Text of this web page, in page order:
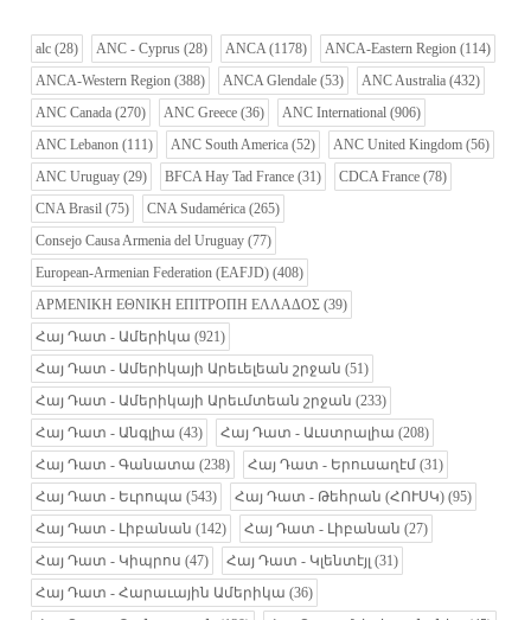
alc (28) ANC - Cyprus (28) ANCA(1178) ANCA-Eastern Region (114)
ANCA-Western Region (388) ANCA Glendale (53) ANC Australia (432)
ANC Canada (270) ANC Greece (36) ANC International (906)
ANC Lebanon (111) ANC South America (52) ANC United Kingdom (56)
ANC Uruguay (29) BFCA Hay Tad France (31) CDCA France (78)
CNA Brasil (75) CNA Sudamérica (265)
Consejo Causa Armenia del Uruguay (77)
European-Armenian Federation (EAFJD) (408)
ΑΡΜΕΝΙΚΗ ΕΘΝΙΚΗ ΕΠΙΤΡΟΠΗ ΕΛΛΑΔΟΣ (39)
Հայ Դատ - Ամերիկա (921)
Հայ Դատ - Ամերիկայի Արեւելեան շրջան (51)
Հայ Դատ - Ամերիկայի Արեւմտեան շրջան (233)
Հայ Դատ - Անգլիա (43) Հայ Դատ - Աւստրալիա (208)
Հայ Դատ - Գանատա (238) Հայ Դատ - Երուսաղէմ (31)
Հայ Դատ - Եւրոպա (543) Հայ Դատ - Թեհրան (ՀՈՒՍԿ) (95)
Հայ Դատ - Լիբանան (142) Հայ Դատ - Լիբանան (27)
Հայ Դատ - Կիպրոս (47) Հայ Դատ - Կլենտէյլ (31)
Հայ Դատ - Հարաւային Ամերիկա (36)